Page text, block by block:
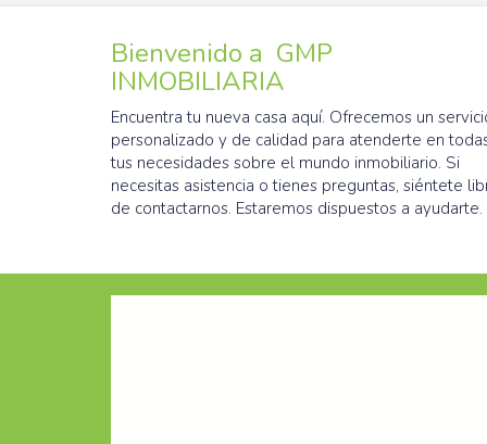
Bienvenido a GMP
INMOBILIARIA
Encuentra tu nueva casa aquí. Ofrecemos un
personalizado y de calidad para atenderte en
tus necesidades sobre el mundo inmobiliario. Si
necesitas asistencia o tienes preguntas, siéntete
de contactarnos. Estaremos dispuestos a ayudarte.